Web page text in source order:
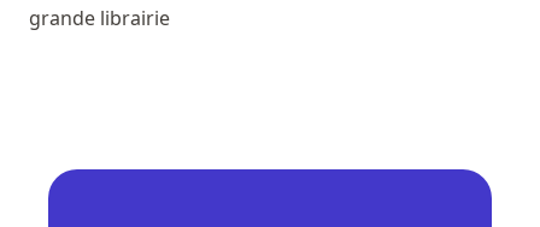
grande librairie